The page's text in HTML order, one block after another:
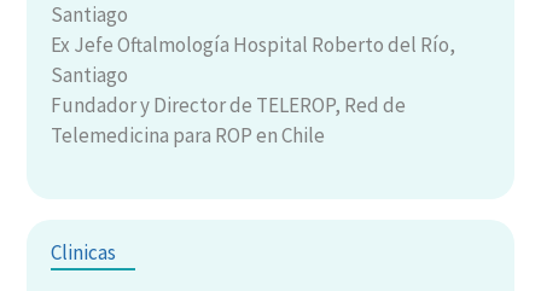
Santiago
Ex Jefe Oftalmología Hospital Roberto del Río,
Santiago
Fundador y Director de TELEROP, Red de
Telemedicina para ROP en Chile
Clinicas